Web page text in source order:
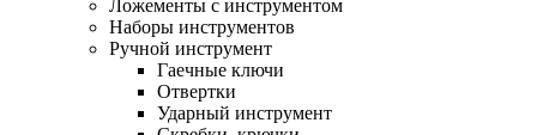
Ложементы с инструментом
Наборы инструментов
Ручной инструмент
Гаечные ключи
Отвертки
Ударный инструмент